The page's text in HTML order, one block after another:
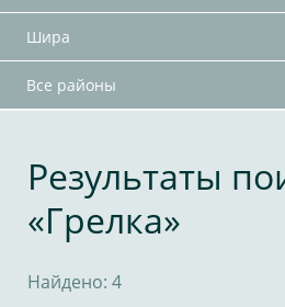
Шира
Все районы
Результаты
«Грелка»
Найдено: 4